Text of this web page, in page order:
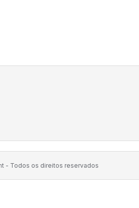
- Todos os direitos reservados